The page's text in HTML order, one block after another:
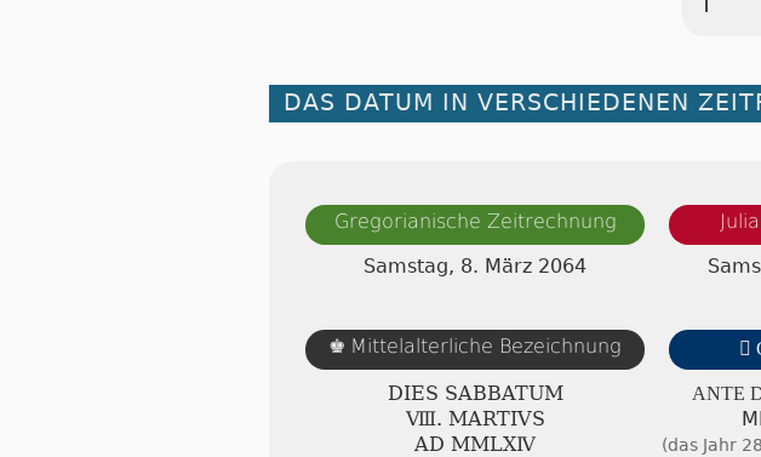
DAS DATUM IN VERSCHIEDENEN
Gregorianische Zeitrechnung
Samstag, 8. März 2064
♚ Mittelalterliche Bezeichnung
DIES SABBATUM
Ⅷ. MARTIVS
AD ⅯⅯⅬⅩⅣ

ANTE
(das Jahr